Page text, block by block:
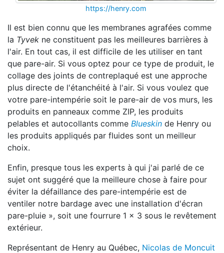
https://henry.com
Il est bien connu que les membranes agrafées comme
la Tyvek ne constituent pas les meilleures barrières à
l'air. En tout cas, il est difficile de les utiliser en tant
que pare-air. Si vous optez pour ce type de produit, le
collage des joints de contreplaqué est une approche
plus directe de l'étanchéité à l'air. Si vous voulez que
votre pare-intempérie soit le pare-air de vos murs, les
produits en panneaux comme ZIP, les produits
pelables et autocollants comme Blueskin de Henry ou
les produits appliqués par fluides sont un meilleur
choix.
Enfin, presque tous les experts à qui j'ai parlé de ce
sujet ont suggéré que la meilleure chose à faire pour
éviter la défaillance des pare-intempérie est de
ventiler notre bardage avec une installation d'écran
pare-pluie », soit une fourrure 1 x 3 sous le revêtement
extérieur.
Représentant de Henry au Québec, Nicolas de Moncuit